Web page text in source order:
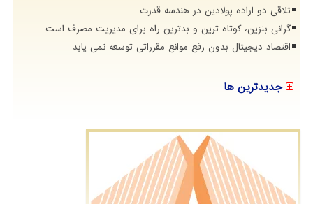
تلاقی دو اراده پولادین در هندسه قدرت
گرانی بنزین، کوتاه ترین و بدترین راه برای مدیریت مصرف است
اقتصاد دیجیتال بدون رفع موانع مقرراتی توسعه نمی یابد
جدیدترین ها